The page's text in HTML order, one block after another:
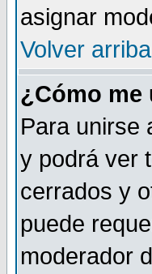
asignar
Volver arriba
¿Cómo me
Para unirse
y podrá ver
cerrados y
puede
moderador